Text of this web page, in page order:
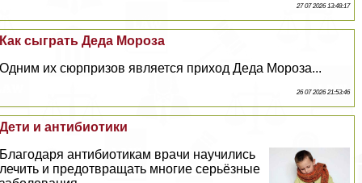
27 07 2026 13:48:17
Как сыграть Деда Мороза
Одним их сюрпризов является приход Деда Мороза...
26 07 2026 21:53:46
Дети и антибиотики
Благодаря антибиотикам врачи научились
лечить и предотвращать многие серьёзные